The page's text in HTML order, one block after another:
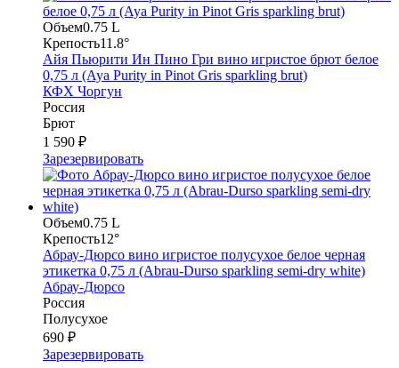
Объем0.75 L
Крепость11.8°
Айя Пьюрити Ин Пино Гри вино игристое брют белое
0,75 л (Aya Purity in Pinot Gris sparkling brut)
КФХ Чоргун
Россия
Брют
1 590 ₽
Зарезервировать
Объем0.75 L
Крепость12°
Абрау-Дюрсо вино игристое полусухое белое черная
этикетка 0,75 л (Abrau-Durso sparkling semi-dry white)
Абрау-Дюрсо
Россия
Полусухое
690 ₽
Зарезервировать